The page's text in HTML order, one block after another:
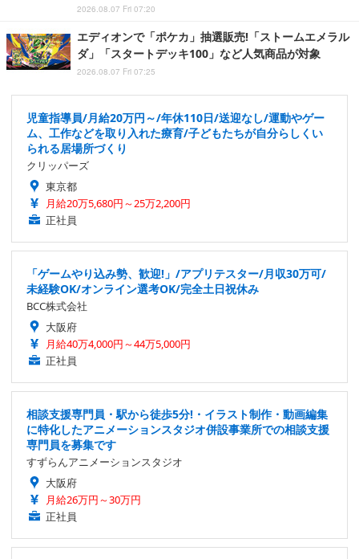
2026.08.07 Fri 07:20
エディオンで「ポケカ」抽選販売!「ストームエメラル
ダ」「スタートデッキ100」など人気商品が対象
2026.08.07 Fri 07:25
児童指導員/月給20万円～/年休110日/送迎なし/運動やゲー
ム、工作などを取り入れた療育/子どもたちが自分らしくい
られる居場所づくり
クリッパーズ
東京都
月給20万5,680円～25万2,200円
正社員
「ゲームやり込み勢、歓迎!」/アプリテスター/月収30万可/
未経験OK/オンライン選考OK/完全土日祝休み
BCC株式会社
大阪府
月給40万4,000円～44万5,000円
正社員
相談支援専門員・駅から徒歩5分!・イラスト制作・動画編集
に特化したアニメーションスタジオ併設事業所での相談支援
専門員を募集です
すずらんアニメーションスタジオ
大阪府
月給26万円～30万円
正社員